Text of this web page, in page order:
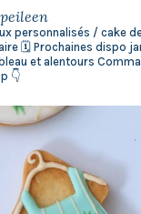
personnalisés / cake
🗓️ Prochaines dispo
et alentours
👇